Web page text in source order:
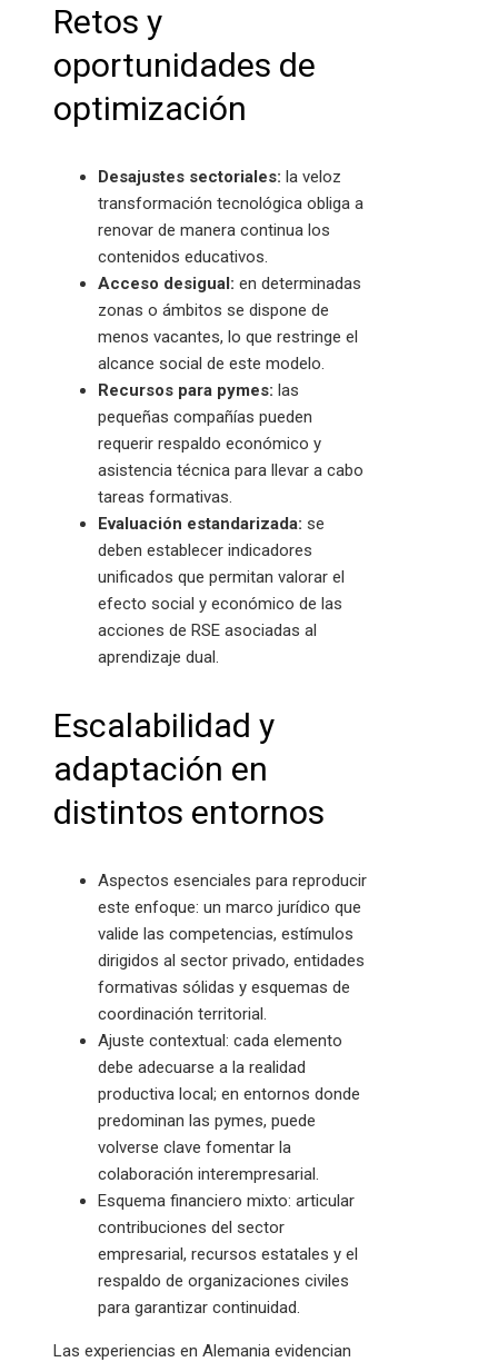
Retos y
oportunidades de
optimización
Desajustes sectoriales: la veloz
transformación tecnológica obliga a
renovar de manera continua los
contenidos educativos.
Acceso desigual: en determinadas
zonas o ámbitos se dispone de
menos vacantes, lo que restringe el
alcance social de este modelo.
Recursos para pymes: las
pequeñas compañías pueden
requerir respaldo económico y
asistencia técnica para llevar a cabo
tareas formativas.
Evaluación estandarizada: se
deben establecer indicadores
unificados que permitan valorar el
efecto social y económico de las
acciones de RSE asociadas al
aprendizaje dual.
Escalabilidad y
adaptación en
distintos entornos
Aspectos esenciales para reproducir
este enfoque: un marco jurídico que
valide las competencias, estímulos
dirigidos al sector privado, entidades
formativas sólidas y esquemas de
coordinación territorial.
Ajuste contextual: cada elemento
debe adecuarse a la realidad
productiva local; en entornos donde
predominan las pymes, puede
volverse clave fomentar la
colaboración interempresarial.
Esquema financiero mixto: articular
contribuciones del sector
empresarial, recursos estatales y el
respaldo de organizaciones civiles
para garantizar continuidad.
Las experiencias en Alemania evidencian